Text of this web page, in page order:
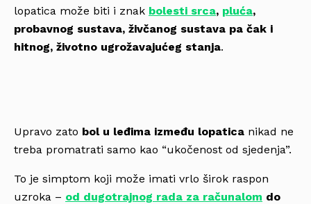
lopatica može biti i znak bolesti srca, pluća,
probavnog sustava, živčanog sustava pa čak i
hitnog, životno ugrožavajućeg stanja.
Upravo zato bol u leđima između lopatica nikad ne
treba promatrati samo kao “ukočenost od sjedenja”.
To je simptom koji može imati vrlo širok raspon
uzroka – od dugotrajnog rada za računalom do